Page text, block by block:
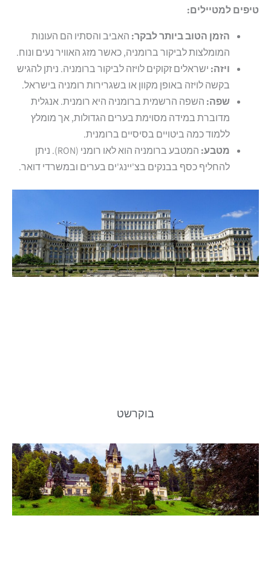
טיפים למטיילים:
הזמן הטוב ביותר לבקר: האביב והסתיו הם העונות
המומלצות לביקור ברומניה, כאשר מזג האוויר נעים ונוח.
ויזה: ישראלים זקוקים לויזה לביקור ברומניה. ניתן להגיש
בקשה לויזה באופן מקוון או בשגרירות רומניה בישראל.
שפה: השפה הרשמית ברומניה היא רומנית. אנגלית
מדוברת במידה מסוימת בערים הגדולות, אך מומלץ
ללמוד כמה ביטויים בסיסיים ברומנית.
מטבע:
המטבע ברומניה הוא לאו רומני (RON). ניתן
להחליף כסף בבנקים בצ'יינג'ים בערים ובמשרדי דואר.
בוקרשט